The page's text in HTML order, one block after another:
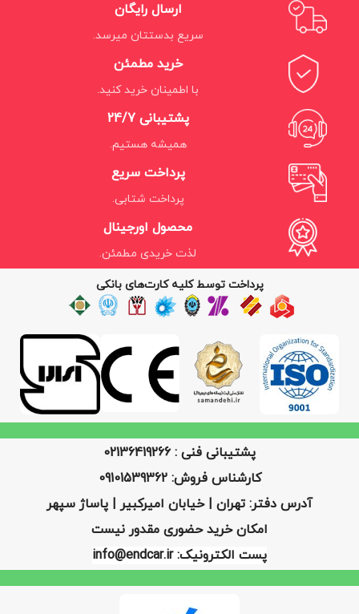
ارسال رایگان
سریع بدستتان میرسد.
خرید مطمئن
با اطمینان خرید کنید.
پشتیبانی 24/7
همیشه هستیم.
پرداخت سریع
پرداخت شتابی.
محصول اورجینال
لذت خریدی مطمئن.
پرداخت توسط کلیه کارت‌های بانکی
پشتیبانی فنی : 02136419266
کارشناس فروش: 09101539362
آدرس دفتر: تهران | خیابان امیرکبیر | پاساژ سپهر
امکان خرید حضوری مقدور نیست
پست الکترونیک: info@endcar.ir